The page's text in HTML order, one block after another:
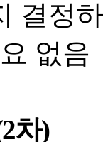
결정
없음
차)